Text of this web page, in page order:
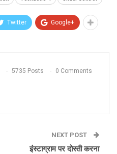
Twitter Google+
5735 Posts 0 Comments
NEXT POST
इंस्टाग्राम पर दोस्ती करना